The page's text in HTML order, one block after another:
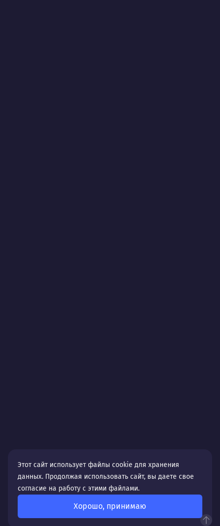
Этот сайт использует файлы cookie для хранения
данных. Продолжая использовать сайт, вы даете свое
согласие на работу с этими файлами.
Хорошо, принимаю